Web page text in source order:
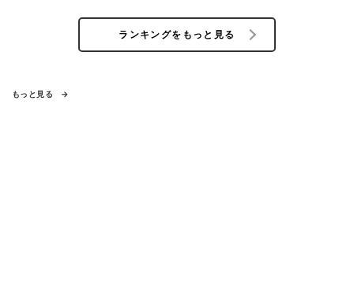
ランキングをもっと見る
もっと見る